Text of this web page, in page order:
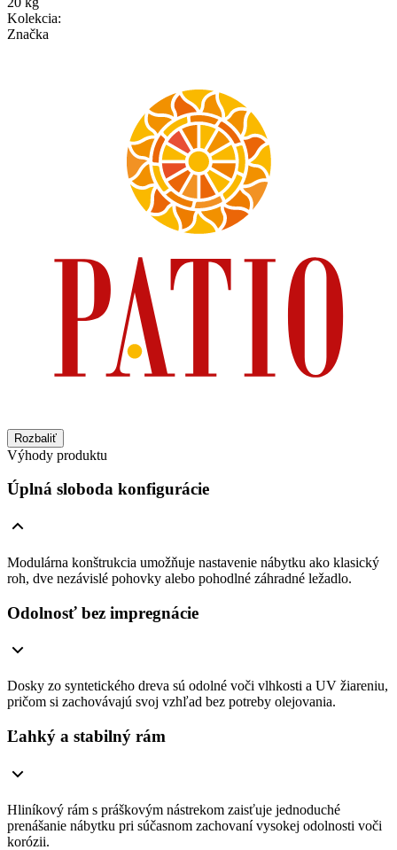
Kolekcia:
Značka
Rozbaliť
Výhody produktu
Úplná sloboda konfigurácie
Modulárna konštrukcia umožňuje nastavenie nábytku ako klasický
roh, dve nezávislé pohovky alebo pohodlné záhradné ležadlo.
Odolnosť bez impregnácie
Dosky zo syntetického dreva sú odolné voči vlhkosti a UV žiareniu,
pričom si zachovávajú svoj vzhľad bez potreby olejovania.
Ľahký a stabilný rám
Hliníkový rám s práškovým nástrekom zaisťuje jednoduché
prenášanie nábytku pri súčasnom zachovaní vysokej odolnosti voči
korózii.